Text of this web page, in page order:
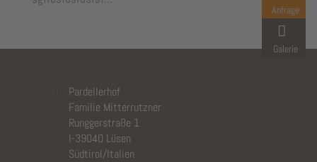
Anfrage
Galerie
Pardellerhof
Familie Mitterrutzner
Runggerstraße 1
I-39040 Lüsen
Südtirol/Italien